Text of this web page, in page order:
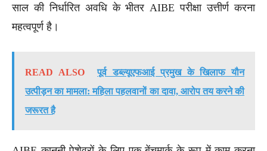
साल की निर्धारित अवधि के भीतर AIBE परीक्षा उत्तीर्ण करना
महत्वपूर्ण है।
READ ALSO
पूर्व डब्ल्यूएफआई प्रमुख के खिलाफ यौन
उत्पीड़न का मामला: महिला पहलवानों का दावा, आरोप तय करने की
जरूरत है